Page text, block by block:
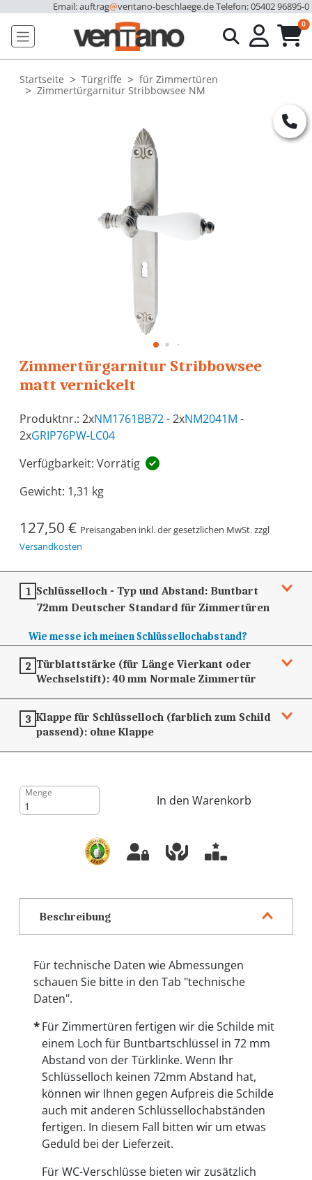
Email: auftrag@ventano-beschlaege.deTelefon: 05402 96895-0
0
Startseite Türgriffe
für Zimmertüren
Zimmertürgarnitur Stribbowsee NM
Zimmertürgarnitur Stribbowsee
matt vernickelt
Produktnr.: 2xNM1761BB72- 2xNM2041M -
2xGRIP76PW-LC04
Verfügbarkeit: Vorrätig
Gewicht: 1,31 kg
127,50 € Preisangaben inkl. der gesetzlichen MwSt. zzgl
Versandkosten
1 Schlüsselloch - Typ und Abstand: Buntbart
72mm Deutscher Standard für Zimmertüren
Wie messe ich meinen Schlüssellochabstand?
2 Türblattstärke (für Länge Vierkant oder
Wechselstift):40 mm Normale Zimmertür
3 Klappe für Schlüsselloch (farblich zum Schild
passend): ohne Klappe
Menge
In den Warenkorb
Beschreibung
Für technische Daten wie Abmessungen
schauen Sie bitte in den Tab "technische
Daten".
Für Zimmertüren fertigen wir die Schilde mit
einem Loch für Buntbartschlüssel in 72 mm
Abstand von der Türklinke. Wenn Ihr
Schlüsselloch keinen 72mm Abstand hat,
können wir Ihnen gegen Aufpreis die Schilde
auch mit anderen Schlüssellochabständen
fertigen. In diesem Fall bitten wir um etwas
Geduld bei der Lieferzeit.
Für WC-Verschlüsse bieten wir zusätzlich